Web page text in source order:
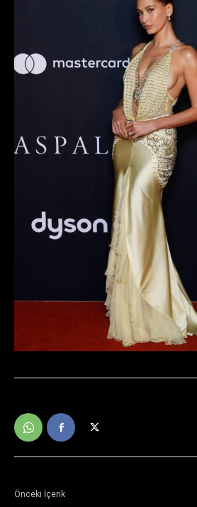
Önceki İçerik